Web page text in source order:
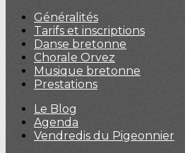
Généralités
Tarifs et inscriptions
Danse bretonne
Chorale Orvez
Musique bretonne
Prestations
Le Blog
Agenda
Vendredis du Pigeonnier